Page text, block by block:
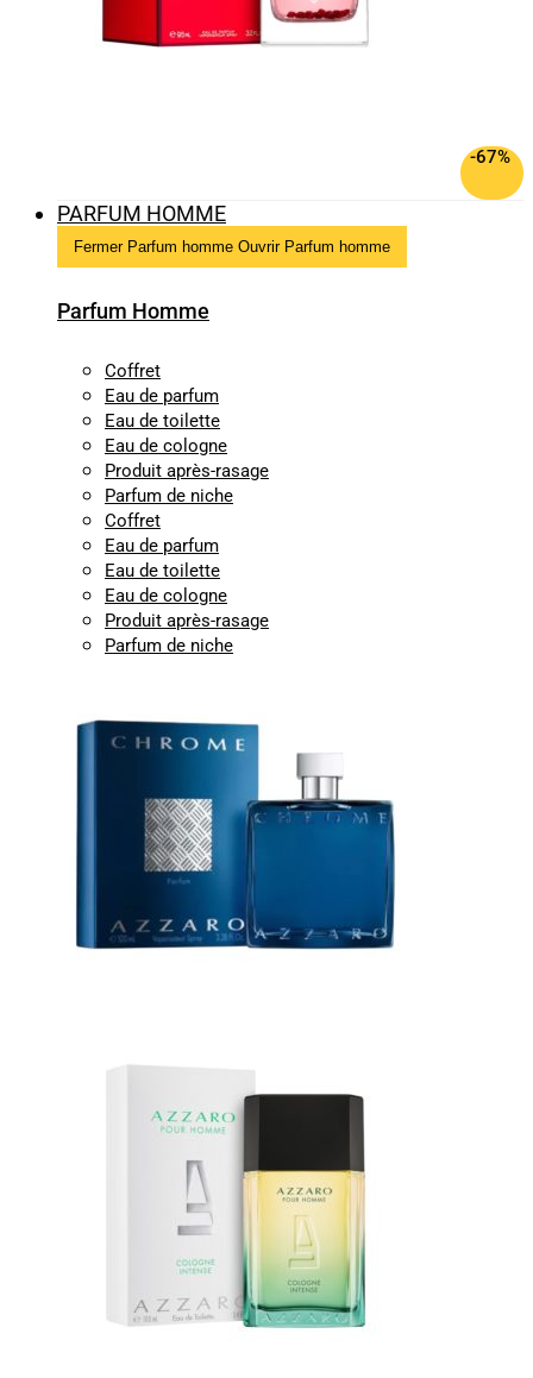
-67%
PARFUM HOMME
Fermer Parfum homme Ouvrir Parfum homme
Parfum Homme
Coffret
Eau de parfum
Eau de toilette
Eau de cologne
Produit après-rasage
Parfum de niche
Coffret
Eau de parfum
Eau de toilette
Eau de cologne
Produit après-rasage
Parfum de niche